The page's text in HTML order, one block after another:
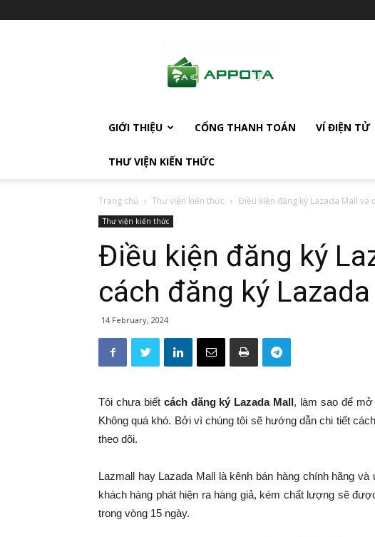
GIỚI THIỆU CỔNG THANH TOÁN VÍ ĐIỆN TỬ
THƯ VIỆN KIẾN THỨC
Trang chủ Thư viện kiến thức Điều kiện đăng ký Lazada Mall và
Thư viện kiến thức
Điều kiện đăng ký
cách đăng ký Lazada
14 February, 2024
Tôi chưa biết cách đăng ký Lazada Mall, làm sao để mở
Không quá khó. Bởi vì chúng tôi sẽ hướng dẫn chi tiết
theo dõi.
Lazmall hay Lazada Mall là kênh bán hàng chính hãng
khách hàng phát hiện ra hàng giả, kém chất lượng sẽ
trong vòng 15 ngày.